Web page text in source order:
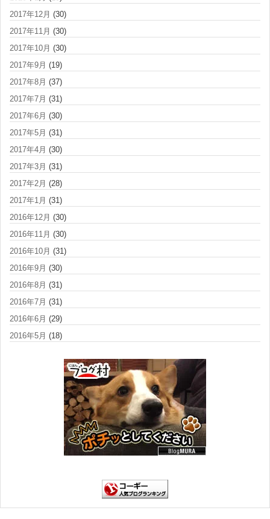
2017年12月 (30)
2017年11月 (30)
2017年10月 (30)
2017年9月 (19)
2017年8月 (37)
2017年7月 (31)
2017年6月 (30)
2017年5月 (31)
2017年4月 (30)
2017年3月 (31)
2017年2月 (28)
2017年1月 (31)
2016年12月 (30)
2016年11月 (30)
2016年10月 (31)
2016年9月 (30)
2016年8月 (31)
2016年7月 (31)
2016年6月 (29)
2016年5月 (18)